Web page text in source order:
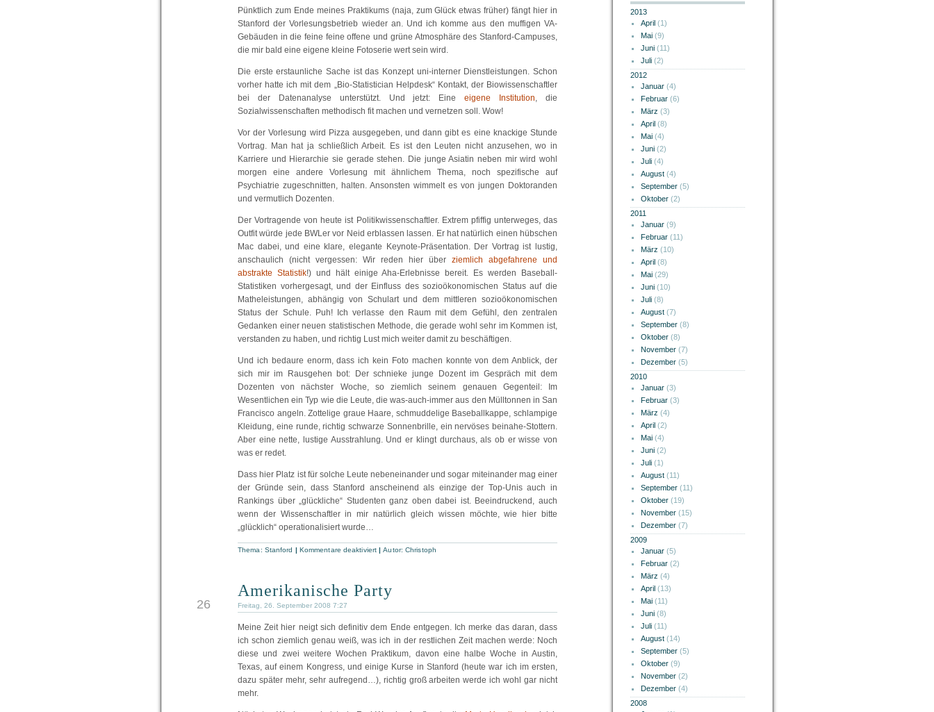
Pünktlich zum Ende meines Praktikums (naja, zum Glück etwas früher) fängt hier in
Stanford der Vorlesungsbetrieb wieder an. Und ich komme aus den muffigen VA-
Gebäuden in die feine feine offene und grüne Atmosphäre des Stanford-Campuses,
die mir bald eine eigene kleine Fotoserie wert sein wird.
Die erste erstaunliche Sache ist das Konzept uni-interner Dienstleistungen. Schon
vorher hatte ich mit dem „Bio-Statistician Helpdesk“ Kontakt, der Biowissenschaftler
bei der Datenanalyse unterstützt. Und jetzt: Eineeigene Institution, die
Sozialwissenschaften methodisch fit machen und vernetzen soll. Wow!
Vor der Vorlesung wird Pizza ausgegeben, und dann gibt es eine knackige Stunde
Vortrag. Man hat ja schließlich Arbeit. Es ist den Leuten nicht anzusehen, wo in
Karriere und Hierarchie sie gerade stehen. Die junge Asiatin neben mir wird wohl
morgen eine andere Vorlesung mit ähnlichem Thema, noch spezifische auf
Psychiatrie zugeschnitten, halten. Ansonsten wimmelt es von jungen Doktoranden
und vermutlich Dozenten.
Der Vortragende von heute ist Politikwissenschaftler. Extrem pfiffig unterweges, das
Outfit würde jede BWLer vor Neid erblassen lassen. Er hat natürlich einen hübschen
Mac dabei, und eine klare, elegante Keynote-Präsentation. Der Vortrag ist lustig,
anschaulich (nicht vergessen: Wir reden hier über ziemlich abgefahrene und
abstrakte Statistik!) und hält einige Aha-Erlebnisse bereit. Es werden Baseball-
Statistiken vorhergesagt, und der Einfluss des sozioökonomischen Status auf die
Matheleistungen, abhängig von Schulart und dem mittleren sozioökonomischen
Status der Schule. Puh! Ich verlasse den Raum mit dem Gefühl, den zentralen
Gedanken einer neuen statistischen Methode, die gerade wohl sehr im Kommen ist,
verstanden zu haben, und richtig Lust mich weiter damit zu beschäftigen.
Und ich bedaure enorm, dass ich kein Foto machen konnte von dem Anblick, der
sich mir im Rausgehen bot: Der schnieke junge Dozent im Gespräch mit dem
Dozenten von nächster Woche, so ziemlich seinem genauen Gegenteil: Im
Wesentlichen ein Typ wie die Leute, die was-auch-immer aus den Mülltonnen in San
Francisco angeln. Zottelige graue Haare, schmuddelige Baseballkappe, schlampige
Kleidung, eine runde, richtig schwarze Sonnenbrille, ein nervöses beinahe-Stottern.
Aber eine nette, lustige Ausstrahlung. Und er klingt durchaus, als ob er wisse von
was er redet.
Dass hier Platz ist für solche Leute nebeneinander und sogar miteinander mag einer
der Gründe sein, dass Stanford anscheinend als einzige der Top-Unis auch in
Rankings über „glückliche“ Studenten ganz oben dabei ist. Beeindruckend, auch
wenn der Wissenschaftler in mir natürlich gleich wissen möchte, wie hier bitte
„glücklich“ operationalisiert wurde…
Thema: Stanford | Kommentare deaktiviert |Autor:Christoph
26
Amerikanische Party
Freitag, 26. September 2008 7:27
Meine Zeit hier neigt sich definitiv dem Ende entgegen. Ich merke das daran, dass
ich schon ziemlich genau weiß, was ich in der restlichen Zeit machen werde: Noch
diese und zwei weitere Wochen Praktikum, davon eine halbe Woche in Austin,
Texas, auf einem Kongress, und einige Kurse in Stanford (heute war ich im ersten,
dazu später mehr, sehr aufregend…), richtig groß arbeiten werde ich wohl gar nicht
mehr.
2013
April (1)
Mai (9)
Juni (11)
Juli (2)
2012
Januar (4)
Februar (6)
März (3)
April (8)
Mai (4)
Juni (2)
Juli (4)
August (4)
September (5)
Oktober (2)
2011
Januar (9)
Februar (11)
März (10)
April (8)
Mai (29)
Juni (10)
Juli (8)
August (7)
September (8)
Oktober (8)
November (7)
Dezember (5)
2010
Januar (3)
Februar (3)
März (4)
April (2)
Mai (4)
Juni (2)
Juli (1)
August (11)
September (11)
Oktober (19)
November (15)
Dezember (7)
2009
Januar (5)
Februar (2)
März (4)
April (13)
Mai (11)
Juni (8)
Juli (11)
August (14)
September (5)
Oktober (9)
November (2)
Dezember (4)
2008